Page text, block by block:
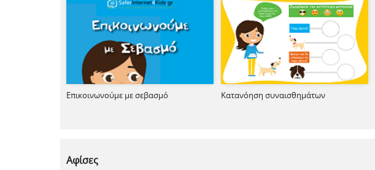
Επικοινωνούμε με σεβασμό Κατανόηση συναισθημάτων
Αφίσες